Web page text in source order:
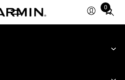
0
Total
items
cart: